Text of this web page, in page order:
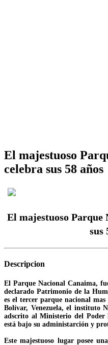
El majestuoso
celebra sus 58 años
El majestuoso Parque
sus
Descripcion
El Parque Nacional Canaima,
declarado Patrimonio de la
es el tercer parque nacional
Bolívar, Venezuela, el instituto
adscrito al Ministerio del Poder
está bajo su administarción y
Este majestuoso lugar posee